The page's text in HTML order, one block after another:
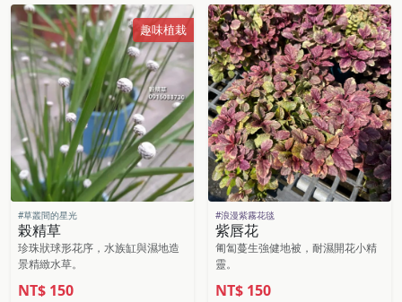
趣味植栽
#草叢間的星光
榖精草
珍珠狀球形花序，水族缸與濕地造
景精緻水草。
NT$ 150
#浪漫紫霧花毯
紫唇花
匍匐蔓生強健地被，耐濕開花小精
靈。
NT$ 150